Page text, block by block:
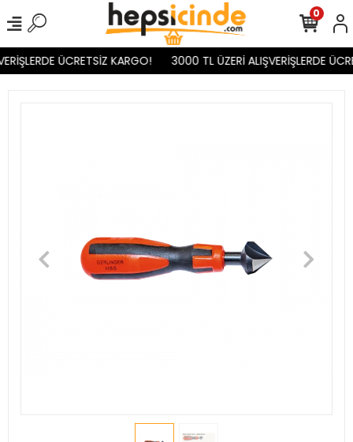
ÜCRETSİZ KARGO! 3000 TL ÜZERİ ALIŞVERİŞLERDE
0